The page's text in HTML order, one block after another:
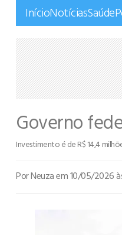
InícioNotíciasSaúde
Governo
Investimento é de R$ 14,4
Por Neuzaem 10/05/2026